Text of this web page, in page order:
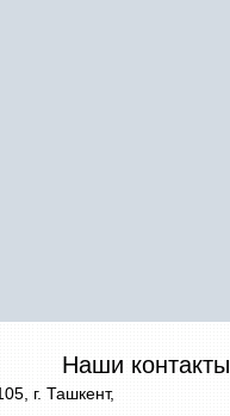
Наши контакты
г. Ташкент,